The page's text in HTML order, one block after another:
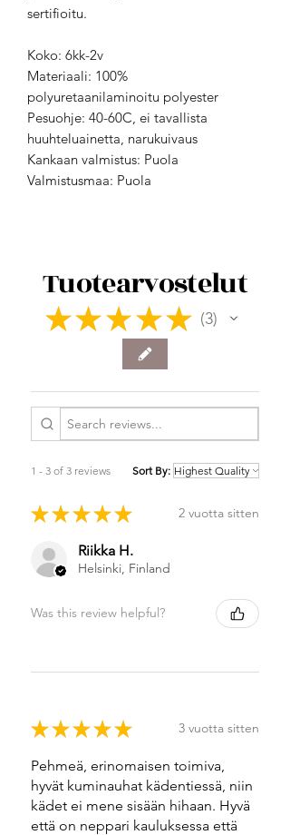
sertifioitu.
Koko: 6kk-2v
Materiaali: 100%
polyuretaanilaminoitu polyester
Pesuohje: 40-60C, ei tavallista
huuhteluainetta, narukuivaus
Kankaan valmistus: Puola
Valmistusmaa: Puola
Tuotearvostelut
★ ★ ★ ★ ★ 3
3
1 - 3 of 3 reviews Sort By:
★ ★ ★ ★ ★ 2 vuotta sitten
Riikka H.
Helsinki, Finland
Was this review helpful?
★ ★ ★ ★ ★ 3 vuotta sitten
Pehmeä, erinomaisen toimiva,
hyvät kuminauhat kädentiessä, niin
kädet ei mene sisään hihaan. Hyvä
että on neppari kauluksessa että